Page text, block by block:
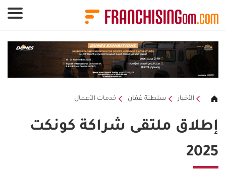
الأخبار سلطنة عُمَان خدمات الأعمال
إطلاق ملتقى شراكة كونكت
2025
لوحة إدارة ملفات تعريف الارتباط